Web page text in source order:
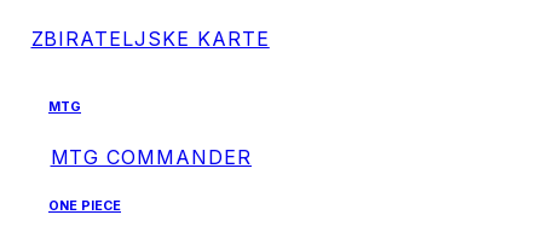
ZBIRATELJSKE KARTE
MTG
MTG COMMANDER
ONE PIECE